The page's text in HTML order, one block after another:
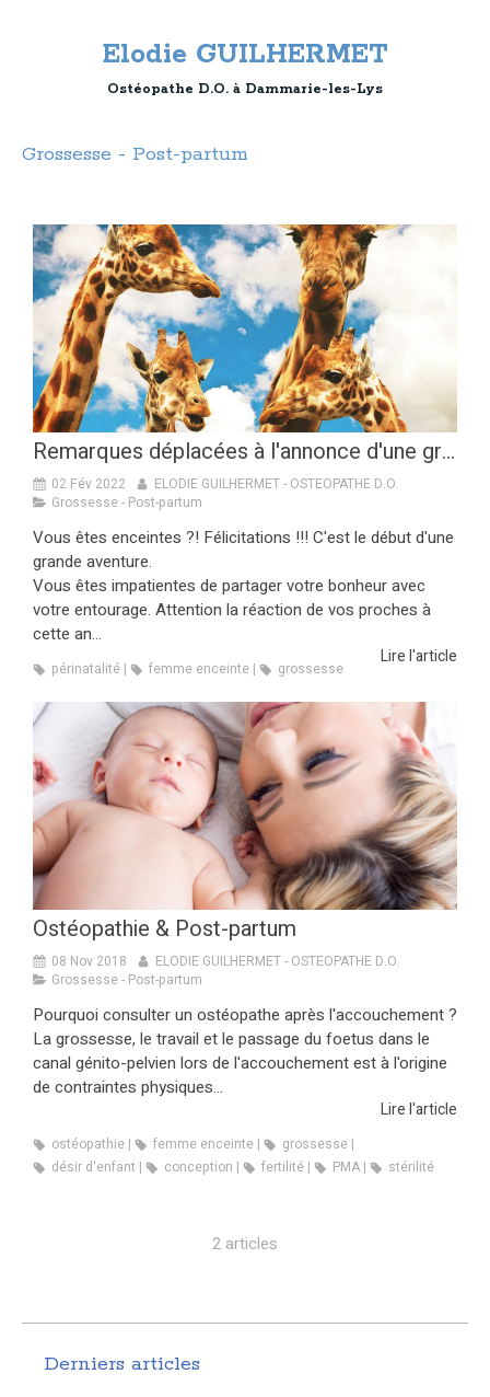
Elodie GUILHERMET
Ostéopathe D.O. à Dammarie-les-Lys
Grossesse - Post-partum
Remarques déplacées à l'annonce d'une grossesse
02 Fév 2022
ELODIE GUILHERMET - OSTEOPATHE D.O.
Grossesse - Post-partum
Vous êtes enceintes ?! Félicitations !!! C'est le début d'une
grande aventure.
Vous êtes impatientes de partager votre bonheur avec
votre entourage. Attention la réaction de vos proches à
cette an...
Lire l'article
périnatalité femme enceinte grossesse
Ostéopathie & Post-partum
08 Nov 2018
ELODIE GUILHERMET - OSTEOPATHE D.O.
Grossesse - Post-partum
Pourquoi consulter un ostéopathe après l'accouchement ?
La grossesse, le travail et le passage du foetus dans le
canal génito-pelvien lors de l'accouchement est à l'origine
de contraintes physiques...
Lire l'article
ostéopathie femme enceinte
grossesse
désir d'enfant
conception fertilité PMA stérilité
2 articles
Derniers articles